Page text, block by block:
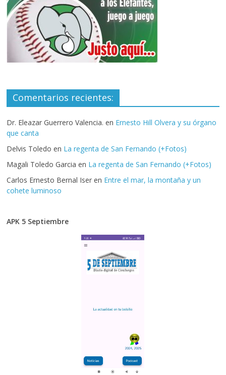
Comentarios recientes:
Dr. Eleazar Guerrero Valencia. en Ernesto Hill Olvera y su órgano
que canta
Delvis Toledo en La regenta de San Fernando (+Fotos)
Magali Toledo Garcia en La regenta de San Fernando (+Fotos)
Carlos Ernesto Bernal Iser en Entre el mar, la montaña y un
cohete luminoso
APK 5 Septiembre